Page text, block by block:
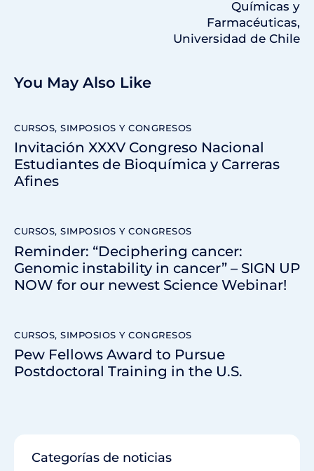
Químicas y
Farmacéuticas,
Universidad de Chile
You May Also Like
CURSOS, SIMPOSIOS Y CONGRESOS
Invitación XXXV Congreso Nacional
Estudiantes de Bioquímica y Carreras
Afines
CURSOS, SIMPOSIOS Y CONGRESOS
Reminder: “Deciphering cancer:
Genomic instability in cancer” – SIGN UP
NOW for our newest Science Webinar!
CURSOS, SIMPOSIOS Y CONGRESOS
Pew Fellows Award to Pursue
Postdoctoral Training in the U.S.
Categorías de noticias